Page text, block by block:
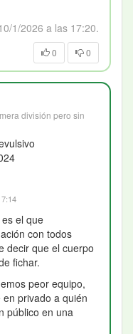
1/2026 a las 17:20.
0 0
división pero sin
el que
con todos
decir que el cuerpo
fichar.
peor equipo,
privado a quién
público en una